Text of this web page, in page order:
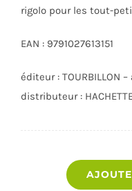
rigolo pour les tout-
EAN : 9791027613151
éditeur : TOURBILLON
distributeur :